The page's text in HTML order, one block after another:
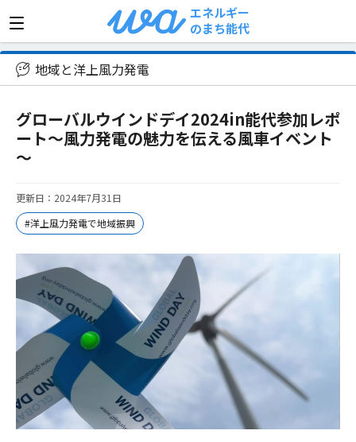
エネルギー
のまち能代
地域と洋上風力発電 >グローバルウインドデイ
地域と洋上風力発電
グローバルウインドデイ2024in能代参加レポ
ート～風力発電の魅力を伝える風車イベント
～
更新日：2024年7月31日
#洋上風力発電で地域振興